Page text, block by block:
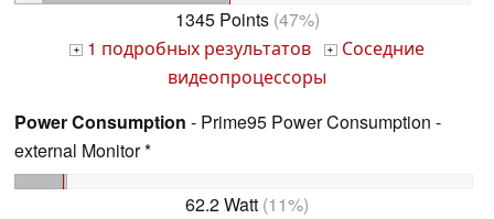
1345 Points(47%)
+ 1 подробных результатов + Соседние
видеопроцессоры
Power Consumption - Prime95 Power Consumption -
external Monitor *
62.2 Watt (11%)